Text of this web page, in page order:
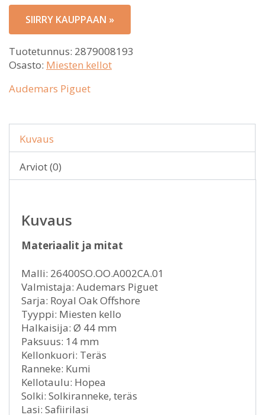
SIIRRY KAUPPAAN »
Tuotetunnus: 2879008193
Osasto: Miesten kellot
Audemars Piguet
Kuvaus
Arviot (0)
Kuvaus
Materiaalit ja mitat
Malli: 26400SO.OO.A002CA.01
Valmistaja: Audemars Piguet
Sarja: Royal Oak Offshore
Tyyppi: Miesten kello
Halkaisija: Ø 44 mm
Paksuus: 14 mm
Kellonkuori: Teräs
Ranneke: Kumi
Kellotaulu: Hopea
Solki: Solkiranneke, teräs
Lasi: Safiirilasi